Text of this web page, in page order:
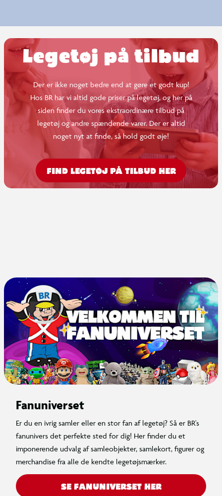
Legetøj på tilbud
Der er ikke noget bedre end at gøre et godt kup!
Hos BR har vi altid gode priser på legetøj, og her på
siden finder du vores ekstraordinære tilbud på
legetøj og andre spændende varer. Der er altid
noget nyt at finde, så hold godt øje!
FIND LEGETØJ PÅ TILBUD HER
Fanuniverset
Er du en ivrig samler eller en stor fan af legetøj? Så er BR's
fanunivers det perfekte sted for dig! Her finder du et
imponerende udvalg af samleobjekter, samlekort, figurer og
merchandise fra alle de kendte legetøjsmærker.
SE FANUNIVERSET HER